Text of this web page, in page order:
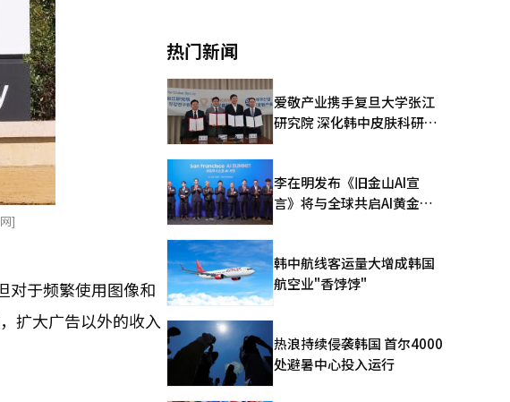
]
对于频繁使用图像和
扩大广告以外的收入
热门新闻
爱敬产业携手复旦大学张江
研究院 深化韩中皮肤科研合
李在明发布《旧金山AI宣
言》将与全球共启AI黄金时
韩中航线客运量大增成韩国
航空业"香饽饽"
热浪持续侵袭韩国 首尔4000
处避暑中心投入运行